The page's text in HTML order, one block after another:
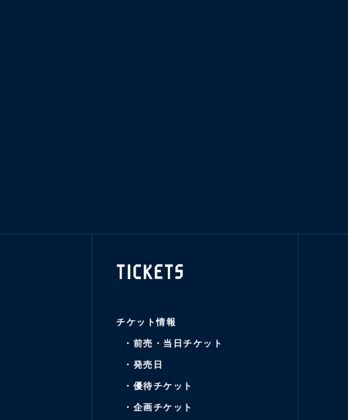
TICKETS
チケット情報
・前売・当日チケット
・発売日
・優待チケット
・企画チケット